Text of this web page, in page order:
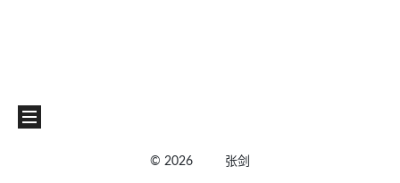
©2026 张剑